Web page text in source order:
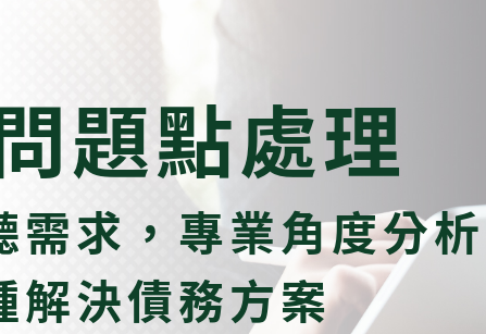
題點處理
需求，專業角度分析
解決債務方案